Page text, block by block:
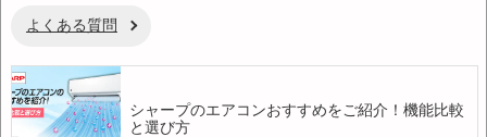
よくある質問
シャープのエアコンおすすめをご紹介！機能比較
と選び方